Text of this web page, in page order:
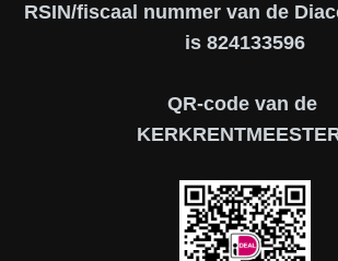
RSIN/fiscaal nummer van de
is 824133596
QR-code van de